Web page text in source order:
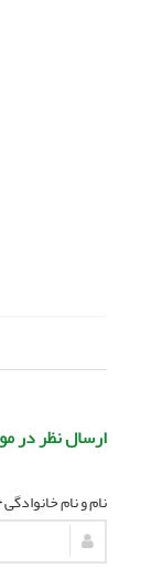
ارسال نظر در
نام و نام